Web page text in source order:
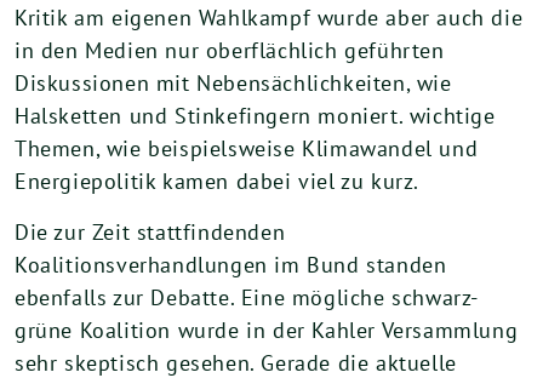
Kritik am eigenen Wahlkampf wurde aber auch die
in den Medien nur oberflächlich geführten
Diskussionen mit Nebensächlichkeiten, wie
Halsketten und Stinkefingern moniert. wichtige
Themen, wie beispielsweise Klimawandel und
Energiepolitik kamen dabei viel zu kurz.
Die zur Zeit stattfindenden
Koalitionsverhandlungen im Bund standen
ebenfalls zur Debatte. Eine mögliche schwarz-
grüne Koalition wurde in der Kahler Versammlung
sehr skeptisch gesehen. Gerade die aktuelle